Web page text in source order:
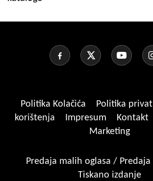
Politika Kolačića Politika
korištenja
Impresum Kontakt
Marketing
Predaja malih oglasa /
Tiskano izdanje